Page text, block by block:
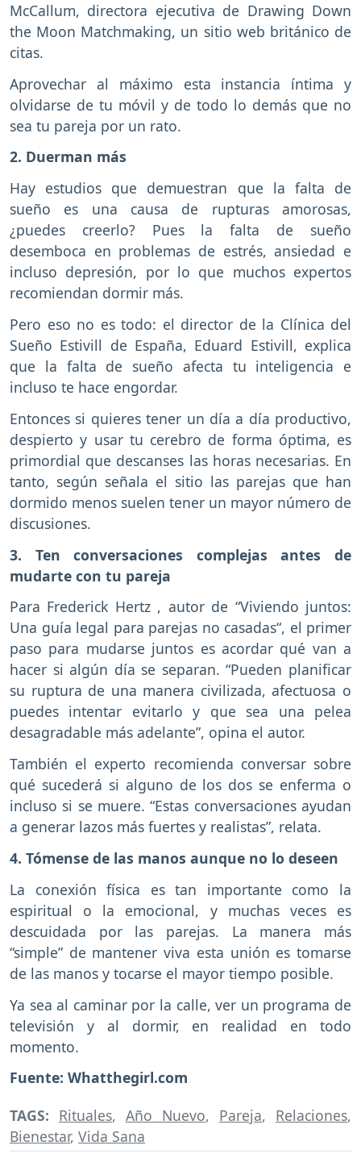
McCallum, directora ejecutiva de Drawing Down
the Moon Matchmaking, un sitio web británico de
citas.
Aprovechar al máximo esta instancia íntima y
olvidarse de tu móvil y de todo lo demás que no
sea tu pareja por un rato.
2. Duerman más
Hay estudios que demuestran que la falta de
sueño es una causa de rupturas amorosas,
¿puedes creerlo? Pues la falta de sueño
desemboca en problemas de estrés, ansiedad e
incluso depresión, por lo que muchos expertos
recomiendan dormir más.
Pero eso no es todo: el director de la Clínica del
Sueño Estivill de España, Eduard Estivill, explica
que la falta de sueño afecta tu inteligencia e
incluso te hace engordar.
Entonces si quieres tener un día a día productivo,
despierto y usar tu cerebro de forma óptima, es
primordial que descanses las horas necesarias. En
tanto, según señala el sitio las parejas que han
dormido menos suelen tener un mayor número de
discusiones.
3. Ten conversaciones complejas antes de
mudarte con tu pareja
Para Frederick Hertz , autor de “Viviendo juntos:
Una guía legal para parejas no casadas“, el primer
paso para mudarse juntos es acordar qué van a
hacer si algún día se separan. “Pueden planificar
su ruptura de una manera civilizada, afectuosa o
puedes intentar evitarlo y que sea una pelea
desagradable más adelante”, opina el autor.
También el experto recomienda conversar sobre
qué sucederá si alguno de los dos se enferma o
incluso si se muere. “Estas conversaciones ayudan
a generar lazos más fuertes y realistas”, relata.
4. Tómense de las manos aunque no lo deseen
La conexión física es tan importante como la
espiritual o la emocional, y muchas veces es
descuidada por las parejas. La manera más
“simple” de mantener viva esta unión es tomarse
de las manos y tocarse el mayor tiempo posible.
Ya sea al caminar por la calle, ver un programa de
televisión y al dormir, en realidad en todo
momento.
Fuente: Whatthegirl.com
TAGS: Rituales, Año Nuevo, Pareja, Relaciones,
Bienestar, Vida Sana